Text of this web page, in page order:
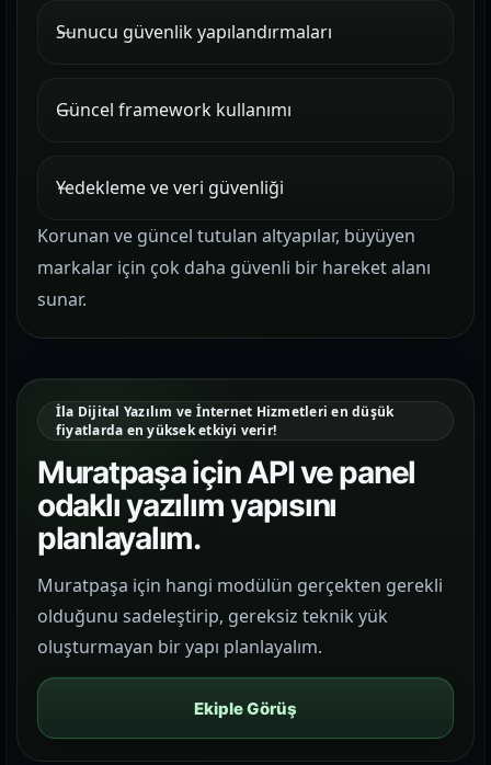
Sunucu güvenlik yapılandırmaları
Güncel framework kullanımı
Yedekleme ve veri güvenliği
Korunan ve güncel tutulan altyapılar, büyüyen
markalar için çok daha güvenli bir hareket alanı
sunar.
İla Dijital Yazılım ve İnternet Hizmetleri en düşük
fiyatlarda en yüksek etkiyi verir!
Muratpaşa için API ve panel
odaklı yazılım yapısını
planlayalım.
Muratpaşa için hangi modülün gerçekten gerekli
olduğunu sadeleştirip, gereksiz teknik yük
oluşturmayan bir yapı planlayalım.
Ekiple Görüş